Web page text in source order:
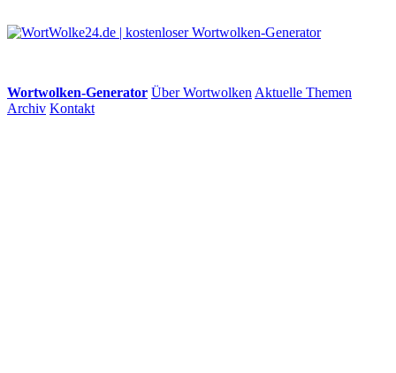
Wortwolken-Generator Über Wortwolken Aktuelle Themen
Archiv Kontakt